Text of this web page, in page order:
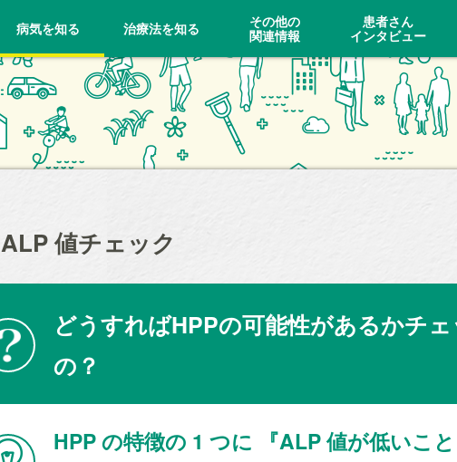
病気を知る 治療法を知る
その他の
関連情報
患者さん
インタビュー
ALP 値チェック
どうすればHPPの可能性があるかチ
の？
HPP の特徴の 1 つに 『ALP 値が低いこ